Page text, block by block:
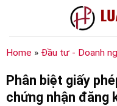
dung
Home » Đầu tư - Doanh
Phân biệt giấy
chứng nhận đăng